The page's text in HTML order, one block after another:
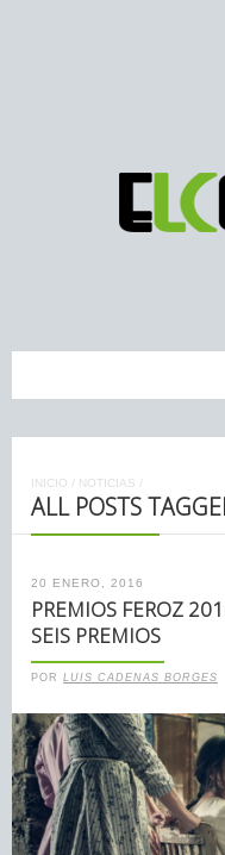
INICIO / NOTICIAS /
ALL POSTS
20 ENERO, 2016
PREMIOS FEROZ
SEIS PREMIOS
POR LUIS CADENAS BORGES